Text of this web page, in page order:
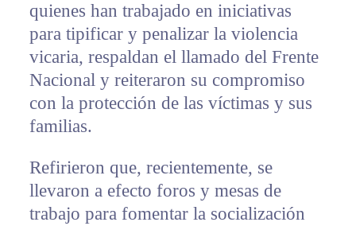
quienes han trabajado en iniciativas
para tipificar y penalizar la violencia
vicaria, respaldan el llamado del Frente
Nacional y reiteraron su compromiso
con la protección de las víctimas y sus
familias.
Refirieron que, recientemente, se
llevaron a efecto foros y mesas de
trabajo para fomentar la socialización